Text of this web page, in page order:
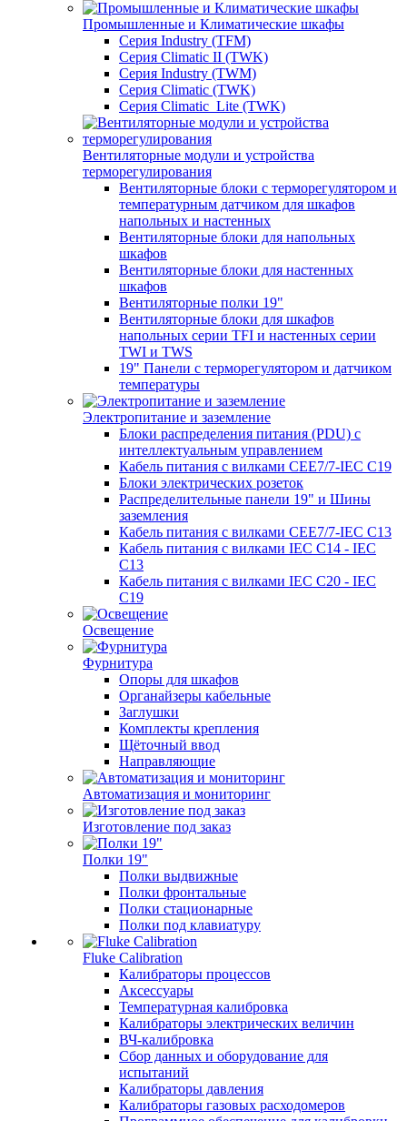
Промышленные и Климатические шкафы
Серия Industry (TFM)
Серия Climatic II (TWK)
Серия Industry (TWM)
Серия Climatic (TWK)
Серия Climatic_Lite (TWK)
Вентиляторные модули и устройства
терморегулирования
Вентиляторные блоки с терморегулятором и
температурным датчиком для шкафов
напольных и настенных
Вентиляторные блоки для напольных
шкафов
Вентиляторные блоки для настенных
шкафов
Вентиляторные полки 19"
Вентиляторные блоки для шкафов
напольных серии TFI и настенных серии
TWI и TWS
19" Панели с терморегулятором и датчиком
температуры
Электропитание и заземление
Блоки распределения питания (PDU) с
интеллектуальным управлением
Кабель питания с вилками CEE7/7-IEC C19
Блоки электрических розеток
Распределительные панели 19" и Шины
заземления
Кабель питания с вилками CEE7/7-IEC C13
Кабель питания с вилками IEC C14 - IEC
C13
Кабель питания с вилками IEC C20 - IEC
C19
Освещение
Фурнитура
Опоры для шкафов
Органайзеры кабельные
Заглушки
Комплекты крепления
Щёточный ввод
Направляющие
Автоматизация и мониторинг
Изготовление под заказ
Полки 19"
Полки выдвижные
Полки фронтальные
Полки стационарные
Полки под клавиатуру
Fluke Calibration
Калибраторы процессов
Аксессуары
Температурная калибровка
Калибраторы электрических величин
ВЧ-калибровка
Сбор данных и оборудование для
испытаний
Калибраторы давления
Калибраторы газовых расходомеров